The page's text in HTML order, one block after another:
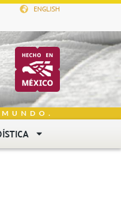
ENGLISH